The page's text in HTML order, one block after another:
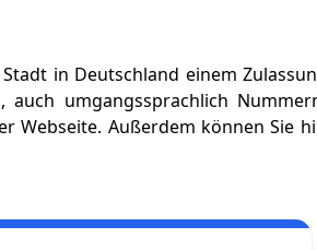
in Deutschland einem
umgangssprachlich
Webseite. Außerdem können Sie